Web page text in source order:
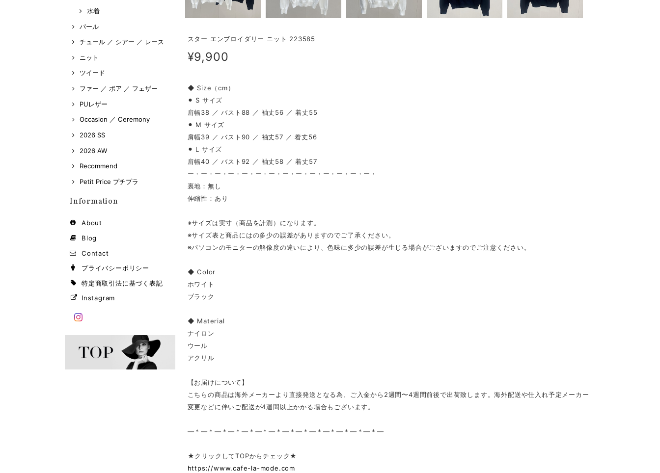
水着
パール
チュール ／ シアー ／ レース
ニット
ツイード
ファー ／ ボア ／ フェザー
PUレザー
Occasion ／ Ceremony
2026 SS
2026 AW
Recommend
Petit Price プチプラ
Information
About
Blog
Contact
プライバシーポリシー
特定商取引法に基づく表記
Instagram
スター エンブロイダリー ニット 223585
¥9,900
◆ Size（cm）
⚫︎ S サイズ
肩幅38 ／ バスト88 ／ 袖丈56 ／ 着丈55
⚫︎ M サイズ
肩幅39 ／ バスト90 ／ 袖丈57 ／ 着丈56
⚫︎ L サイズ
肩幅40 ／ バスト92 ／ 袖丈58 ／ 着丈57
ー・ー・ー・ー・ー・ー・ー・ー・ー・ー・ー・ー・ー・ー・
裏地：無し
伸縮性：あり
※サイズは実寸（商品を計測）になります。
※サイズ表と商品にはの多少の誤差がありますのでご了承ください。
※パソコンのモニターの解像度の違いにより、色味に多少の誤差が生じる場合がございますのでご注意ください。
◆ Color
ホワイト
ブラック
◆ Material
ナイロン
ウール
アクリル
【お届けについて】
こちらの商品は海外メーカーより直接発送となる為、ご入金から2週間〜4週間前後で出荷致します。海外配送や仕入れ予定メーカー
変更などに伴いご配送が4週間以上かかる場合もございます。
—＊—＊—＊—＊—＊—＊—＊—＊—＊—＊—＊—＊—＊—＊—
★クリックしてTOPからチェック★
https://www.cafe-la-mode.com